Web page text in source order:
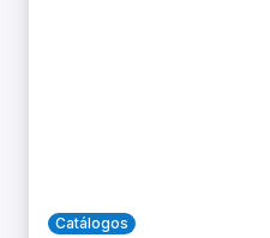
Catálogos